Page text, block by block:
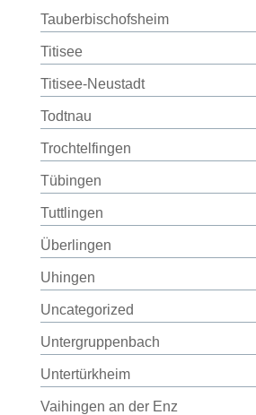
Tauberbischofsheim
Titisee
Titisee-Neustadt
Todtnau
Trochtelfingen
Tübingen
Tuttlingen
Überlingen
Uhingen
Uncategorized
Untergruppenbach
Untertürkheim
Vaihingen an der Enz